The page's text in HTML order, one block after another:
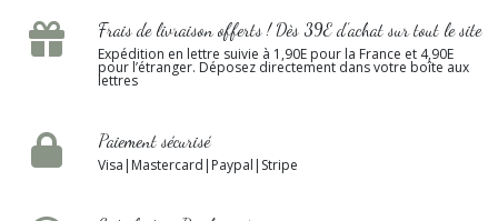
Frais de livraison offerts ! Dès 39E d’achat sur tout le site
Expédition en lettre suivie à 1,90E pour la France et 4,90E
pour l’étranger. Déposez directement dans votre boîte aux
lettres
Paiement sécurisé
Visa|Mastercard|Paypal|Stripe